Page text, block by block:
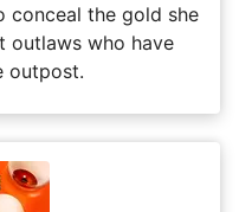
conceal the gold she
outlaws who have
outpost.